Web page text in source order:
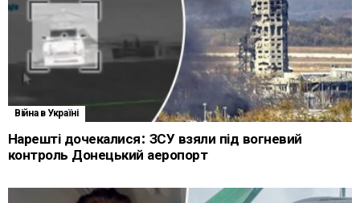
Війна в Україні
Нарешті дочекалися: ЗСУ взяли під вогневий
контроль Донецький аеропорт